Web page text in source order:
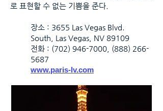
로 표현할 수 없는 기쁨을 준다.
장소 : 3655 Las Vegas Blvd.
South, Las Vegas, NV 89109
전화 : (702) 946-7000 (888) 266-
5687
www.paris-lv.com